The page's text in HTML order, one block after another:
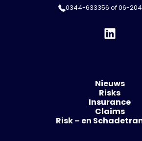
0344-633356 of06-
Nieuws
Risks
Insurance
Claims
Risk – en